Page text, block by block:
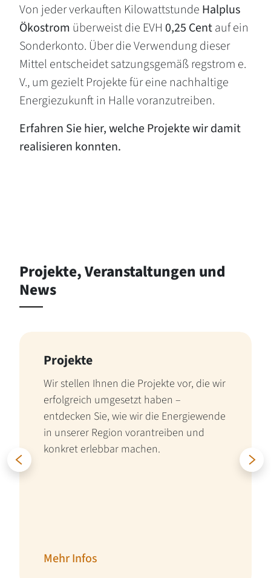
Von jeder verkauften Kilowattstunde Halplus
Ökostrom überweist die EVH 0,25 Centauf ein
Sonderkonto. Über die Verwendung dieser
Mittel entscheidet satzungsgemäß regstrom e.
V., um gezielt Projekte für eine nachhaltige
Energiezukunft in Halle voranzutreiben.
Erfahren Sie hier, welche Projekte wir damit
realisieren konnten.
Projekte, Veranstaltungen und
News
Projekte
Wir stellen Ihnen die Projekte vor, die wir
erfolgreich umgesetzt haben –
entdecken Sie, wie wir die Energiewende
in unserer Region vorantreiben und
konkret erlebbar machen.
Mehr Infos
Zurück